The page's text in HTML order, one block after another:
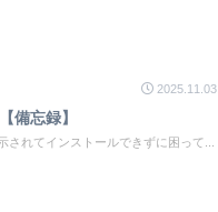
2025.11.03
備忘録】
れてインストールできずに困って...